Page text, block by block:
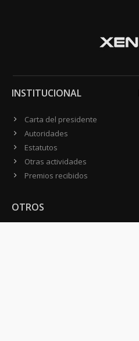
INSTITUCIONAL
Carta del presidente
Autoridades
Estatutos
Otras actividades
Premios recibidos
OTROS